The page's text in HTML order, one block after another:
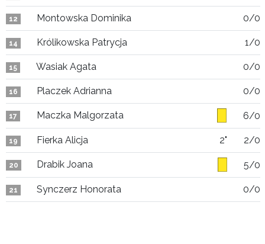
12 Montowska Dominika 0/0
14 Królikowska Patrycja 1/0
15 Wasiak Agata 0/0
16 Placzek Adrianna 0/0
17 Maczka Malgorzata 6/0
19 Fierka Alicja 2" 2/0
20 Drabik Joana 5/0
21 Synczerz Honorata 0/0